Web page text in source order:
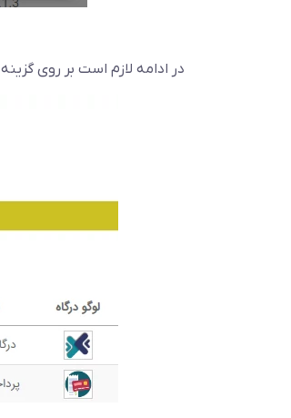
در ادامه لازم است بر روی گزینه